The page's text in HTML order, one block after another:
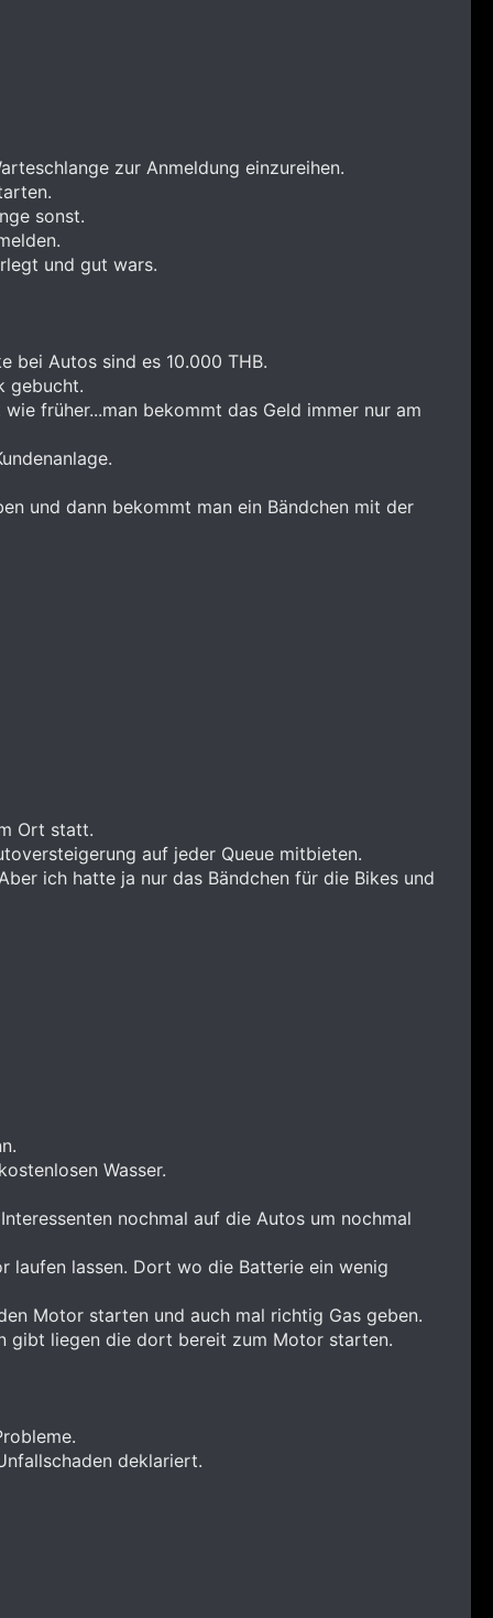
zur Anmeldung einzureihen.
sonst.
und gut wars.
bei Autos sind es 10.000 THB.
gebucht.
früher...man bekommt das Geld immer nur am
und dann bekommt man ein Bändchen mit der
Ort statt.
auf jeder Queue mitbieten.
ich hatte ja nur das Bändchen für die Bikes und
Wasser.
nochmal auf die Autos um nochmal
laufen lassen. Dort wo die Batterie ein wenig
Motor starten und auch mal richtig Gas geben.
gibt liegen die dort bereit zum Motor starten.
deklariert.